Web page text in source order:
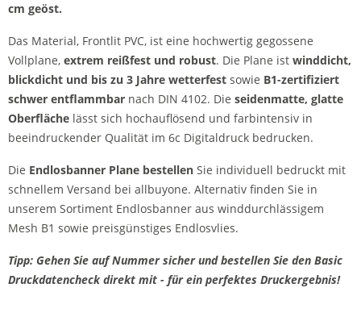
cm geöst.
Das Material, Frontlit PVC, ist eine hochwertig gegossene
Vollplane, extrem reißfest und robust. Die Plane ist winddicht,
blickdicht und bis zu 3 Jahre wetterfest sowie B1-zertifiziert
schwer entflammbar nach DIN 4102. Die seidenmatte, glatte
Oberfläche lässt sich hochauflösend und farbintensiv in
beeindruckender Qualität im 6c Digitaldruck bedrucken.
Die Endlosbanner Plane bestellen Sie individuell bedruckt mit
schnellem Versand bei allbuyone. Alternativ finden Sie in
unserem Sortiment Endlosbanner aus winddurchlässigem
Mesh B1 sowie preisgünstiges Endlosvlies.
Tipp: Gehen Sie auf Nummer sicher und bestellen Sie den Basic
Druckdatencheck direkt mit - für ein perfektes Druckergebnis!